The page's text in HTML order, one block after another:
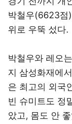
박철우(6623점
위로 우뚝 섰다.
박철우와 레오
지 삼성화재에
은 최고의 외국
빈 슈미트도 정
았고, 몸도 안